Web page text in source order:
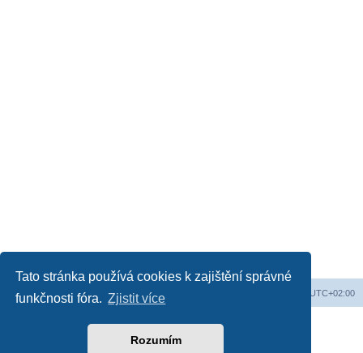
Tato stránka používá cookies k zajištění správné
funkčnosti fóra. Zjistit více
Rozumím
Web Obsah fóra UTC+02:00
Český překlad –